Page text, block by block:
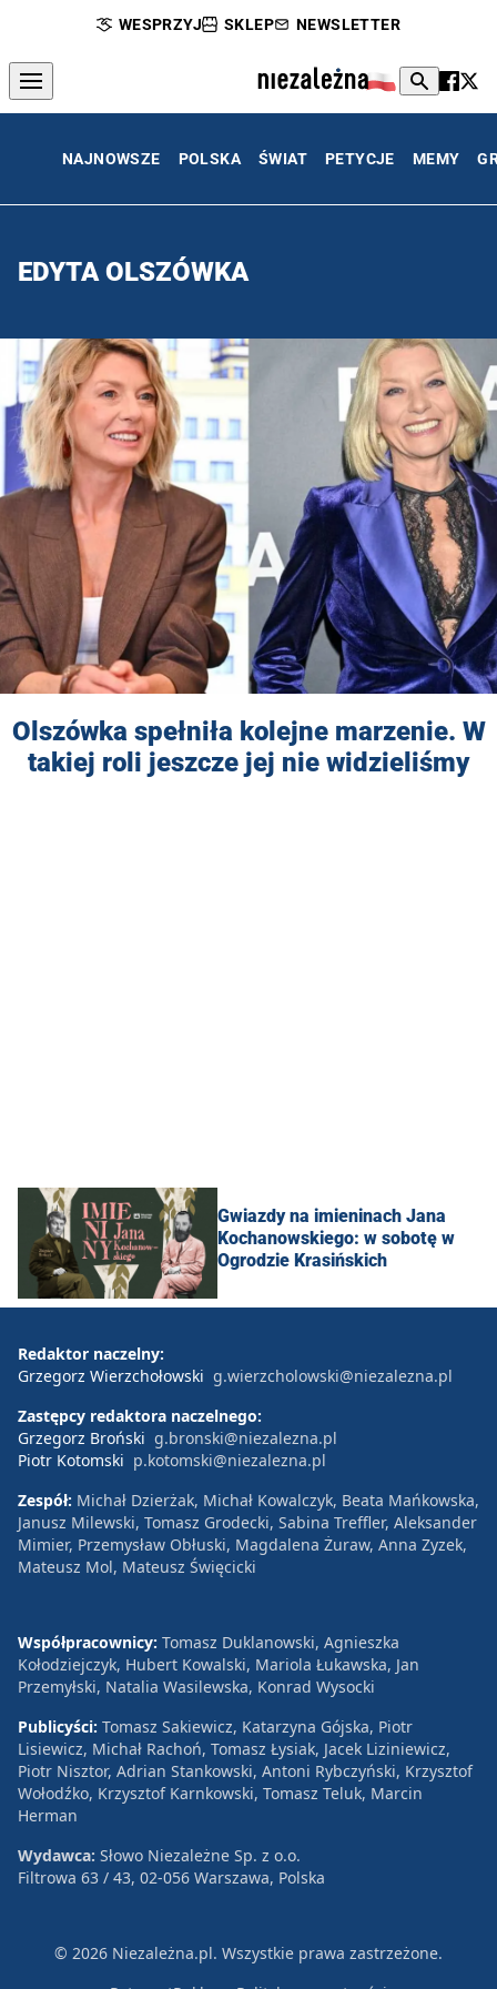
WESPRZYJ SKLEP NEWSLETTER
NAJNOWSZE POLSKA ŚWIAT PETYCJE MEMY
EDYTA OLSZÓWKA
Olszówka spełniła kolejne marzenie. W
takiej roli jeszcze jej nie widzieliśmy
Gwiazdy na imieninach Jana
Kochanowskiego: w sobotę w
Ogrodzie Krasińskich
Redaktor naczelny:
Grzegorz Wierzchołowski g.wierzcholowski@niezalezna.pl
Zastępcy redaktora naczelnego:
Grzegorz Broński g.bronski@niezalezna.pl
Piotr Kotomski p.kotomski@niezalezna.pl
Zespół: Michał Dzierżak, Michał Kowalczyk, Beata Mańkowska,
Janusz Milewski, Tomasz Grodecki, Sabina Treffler, Aleksander
Mimier, Przemysław Obłuski, Magdalena Żuraw, Anna Zyzek,
Mateusz Mol, Mateusz Święcicki
Współpracownicy: Tomasz Duklanowski, Agnieszka
Kołodziejczyk, Hubert Kowalski, Mariola Łukawska, Jan
Przemyłski, Natalia Wasilewska, Konrad Wysocki
Publicyści: Tomasz Sakiewicz, Katarzyna Gójska, Piotr
Lisiewicz, Michał Rachoń, Tomasz Łysiak, Jacek Liziniewicz,
Piotr Nisztor, Adrian Stankowski, Antoni Rybczyński, Krzysztof
Wołodźko, Krzysztof Karnkowski, Tomasz Teluk, Marcin
Herman
Wydawca: Słowo Niezależne Sp. z o.o.
Filtrowa 63 / 43, 02-056 Warszawa, Polska
© 2026 Niezależna.pl. Wszystkie prawa zastrzeżone.